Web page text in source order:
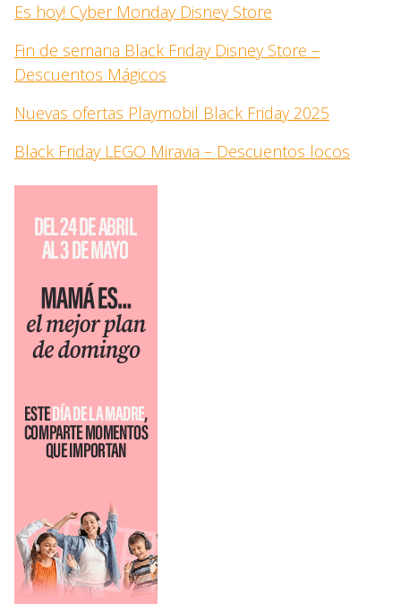
Es hoy! Cyber Monday Disney Store
Fin de semana Black Friday Disney Store –
Descuentos Mágicos
Nuevas ofertas Playmobil Black Friday 2025
Black Friday LEGO Miravia – Descuentos locos